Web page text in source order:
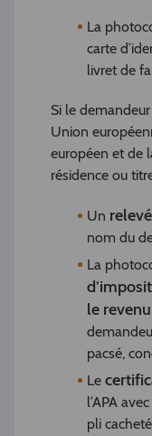
La
carte
livret de
Si le
Union
européen et de
résidence ou
Un
nom du
La
le revenu
pacsé,
Le
l’APA
pli